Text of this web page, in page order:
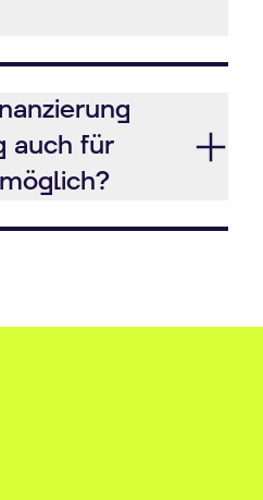
auch für